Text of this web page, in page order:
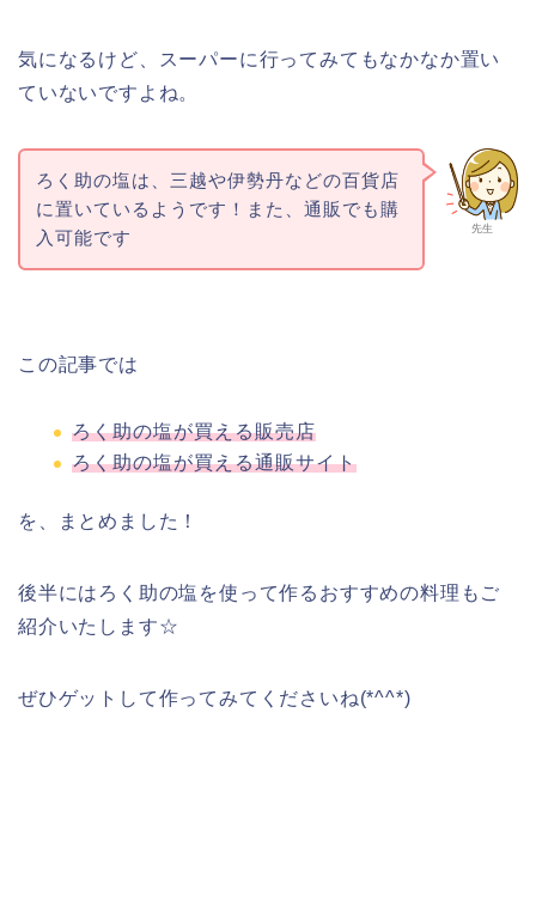
気になるけど、スーパーに行ってみてもなかなか置い
ていないですよね。
先生
ろく助の塩は、三越や伊勢丹などの百貨店
に置いているようです！また、通販でも購
入可能です
この記事では
ろく助の塩が買える販売店
ろく助の塩が買える通販サイト
を、まとめました！
後半にはろく助の塩を使って作るおすすめの料理もご
紹介いたします☆
ぜひゲットして作ってみてくださいね(*^^*)